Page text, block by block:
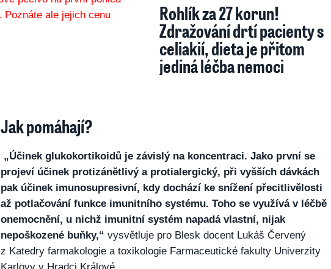
Rohlík za 27 korun!
Zdražování drtí pacienty s
celiakií, dieta je přitom
jediná léčba nemoci
Jak pomáhají?
„Účinek glukokortikoidů je závislý na koncentraci. Jako první se
projeví účinek protizánětlivý a protialergický, při vyšších dávkách
pak účinek imunosupresivní, kdy dochází ke snížení přecitlivělosti
až potlačování funkce imunitního systému. Toho se využívá v léčbě
onemocnění, u nichž imunitní systém napadá vlastní, nijak
nepoškozené buňky,“ vysvětluje pro Blesk docent Lukáš Červený
z Katedry farmakologie a toxikologie Farmaceutické fakulty Univerzity